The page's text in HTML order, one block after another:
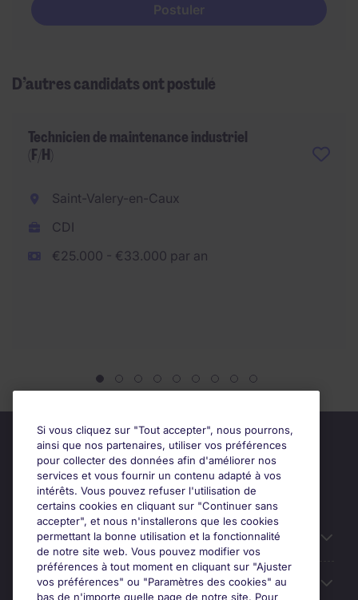
Postuler
D’autres candidats ont postulé
Technicien de maintenance industriel
(F/H)
Saint-Valery-en-Caux
CDI
€25.000 - €33.000 par an
Candidats
Entreprises
Si vous cliquez sur "Tout accepter", nous pourrons,
ainsi que nos partenaires, utiliser vos préférences
pour collecter des données afin d'améliorer nos
services et vous fournir un contenu adapté à vos
intérêts. Vous pouvez refuser l'utilisation de
certains cookies en cliquant sur "Continuer sans
accepter", et nous n'installerons que les cookies
permettant la bonne utilisation et la fonctionnalité
de notre site web. Vous pouvez modifier vos
préférences à tout moment en cliquant sur "Ajuster
vos préférences" ou "Paramètres des cookies" au
bas de n'importe quelle page de notre site. Pour